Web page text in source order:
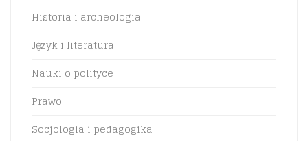
Historia i archeologia
Język i literatura
Nauki o polityce
Prawo
Socjologia i pedagogika